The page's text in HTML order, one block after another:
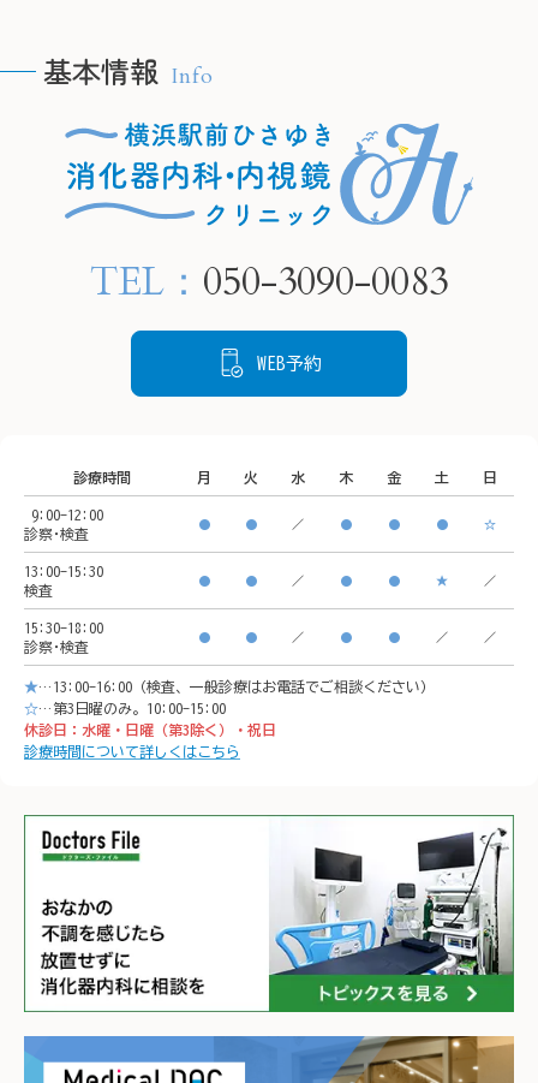
🫧HPの予約フォームより、
24時間ご要約可能です🫧
プロフィールリンクから
神奈川県横浜市西区南幸２
🚃アクセス方法
横浜駅西口　徒歩5分
イオンモール「CeeU
yokohama」9階
※イオン内に地下駐車場あ
り
𐄁𐄙𐄁𐄙𐄁𐄙𐄁𐄙𐄁𐄙𐄁𐄙𐄁𐄙𐄁𐄙𐄁
𐄙𐄁𐄙𐄁𐄙𐄁𐄙𐄁
当院では内視鏡検査で胃の
粘膜の状態を確認し、感染
が疑われる場合は組織を採
です。
🚃ア
横浜
※イ
り
基本情報 Info
TEL： 050-3090-0083
WEB予約
診療時間 月 火 水 木 金 土 日
9:00-12:00
診察･検査
● ● ／ ● ● ● ☆
13:00-15:30
検査
● ● ／ ● ● ★ ／
15:30-18:00
診察･検査
● ● ／ ● ● ／ ／
★…13:00-16:00（検査、一般診療はお電話でご相談ください）
☆…第3日曜のみ。10:00-15:00
休診日：水曜・日曜（第3除く）・祝日
診療時間について詳しくはこちら